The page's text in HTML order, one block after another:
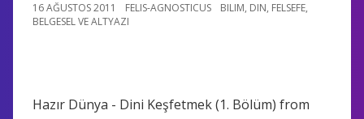
16 AĞUSTOS 2011 FELIS-AGNOSTICUS BILIM, DIN, FELSEFE,
BELGESEL VE ALTYAZI
Hazır Dünya - Dini Keşfetmek (1. Bölüm) from